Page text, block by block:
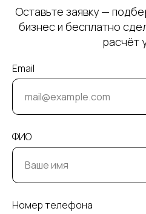
Оставьте заявку —
бизнес и бесплатно
расчёт
Email
ФИО
Номер телефона